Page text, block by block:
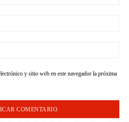
y sitio web en este navegador la próxima